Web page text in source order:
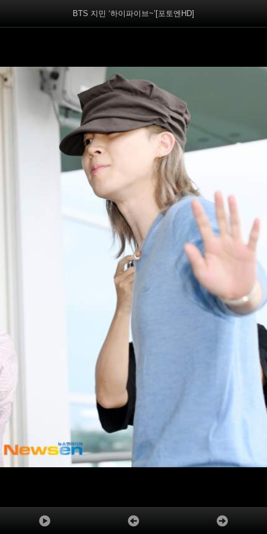
BTS 지민 ‘하이파이브~’[포토엔HD]